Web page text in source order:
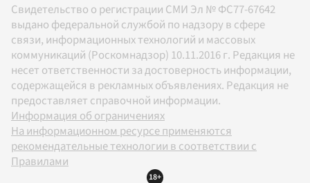
Свидетельство о регистрации СМИ Эл № ФС77-67642
выдано федеральной службой по надзору в сфере
связи, информационных технологий и массовых
коммуникаций (Роскомнадзор) 10.11.2016 г. Редакция не
несет ответственности за достоверность информации,
содержащейся в рекламных объявлениях. Редакция не
предоставляет справочной информации.
Информация об ограничениях
На информационном ресурсе применяются
рекомендательные технологии в соответствии с
Правилами
18+